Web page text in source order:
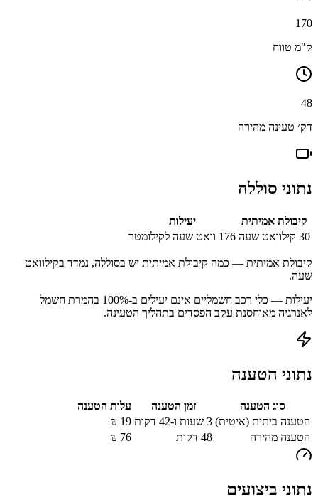
170
ק"מ טווח
48
דק׳ טעינה מהירה
נתוני סוללה
קיבולת אמיתית
יעילות
30 קילוואט שעה 176 וואט שעה לקילומטר
קיבולת אמיתית — כמה קיבולת אמיתית יש בסוללה, נמדד בקילוואט
שעה.
יעילות — כלי רכב חשמליים אינם יעילים ב-100% בהמרת חשמל
לאנרגיה מאוחסנת עקב הפסדים בתהליך הטעינה.
נתוני הטענה
סוג הטענה זמן הטענה
עלות הטענה
הטענה ביתית (איטית) 3 שעות ו-42 דקות 19
₪
הטענה מהירה
48 דקות 76
₪
נתוני ביצועים